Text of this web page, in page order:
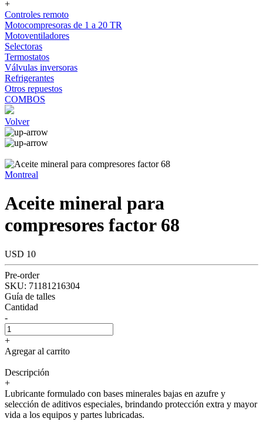
+
Controles remoto
Motocompresoras de 1 a 20 TR
Motoventiladores
Selectoras
Termostatos
Válvulas inversoras
Refrigerantes
Otros repuestos
COMBOS
Volver
Montreal
Aceite mineral para
compresores factor 68
USD 10
Pre-order
SKU: 71181216304
Guía de talles
Cantidad
-
+
Agregar al carrito
Descripción
+
Lubricante formulado con bases minerales bajas en azufre y
selección de aditivos especiales, brindando protección extra y mayor
vida a los equipos y partes lubricadas.